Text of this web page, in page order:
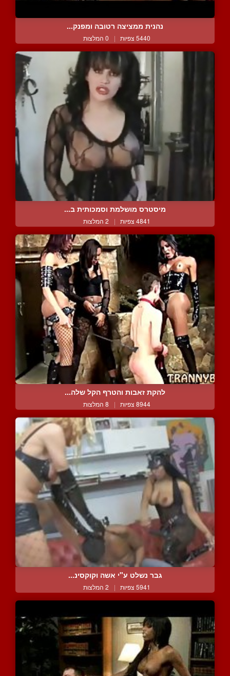
נהנית ממציצה רטובה ומפנק...
5440 צפיות | 0 המלצות
מיסטרס מושלמת וסמכותית ב...
4841 צפיות | 2 המלצות
להקת זאבות והטרף הקל שלה...
8944 צפיות | 8 המלצות
גבר נשלט ע"י אשה וקוקסינ...
5941 צפיות | 2 המלצות